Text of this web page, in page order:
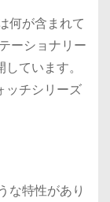
何が含まれて
ーショナリー
ています。
ッチシリーズ
な特性があり